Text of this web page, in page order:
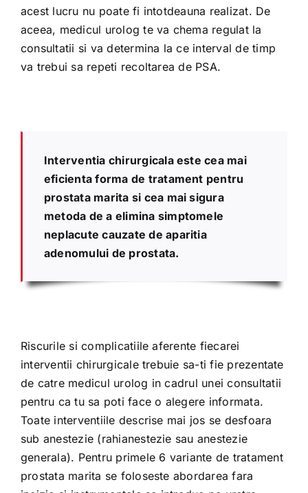
acest lucru nu poate fi intotdeauna realizat. De
aceea, medicul urolog te va chema regulat la
consultatii si va determina la ce interval de timp
va trebui sa repeti recoltarea de PSA.
Interventia chirurgicala este cea mai
eficienta forma de tratament pentru
prostata marita si cea mai sigura
metoda de a elimina simptomele
neplacute cauzate de aparitia
adenomului de prostata.
Riscurile si complicatiile aferente fiecarei
interventii chirurgicale trebuie sa-ti fie prezentate
de catre medicul urolog in cadrul unei consultatii
pentru ca tu sa poti face o alegere informata.
Toate interventiile descrise mai jos se desfoara
sub anestezie (rahianestezie sau anestezie
generala). Pentru primele 6 variante de tratament
prostata marita se foloseste abordarea fara